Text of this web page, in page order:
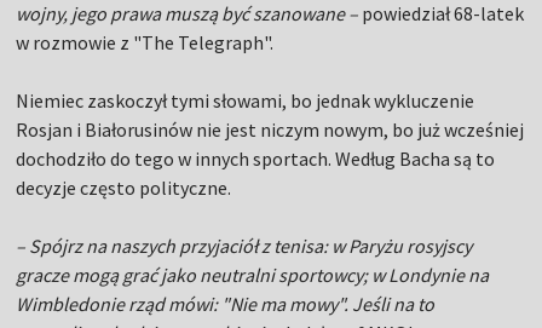
wojny, jego prawa muszą być szanowane – powiedział 68-latek
w rozmowie z "The Telegraph".
Niemiec zaskoczył tymi słowami, bo jednak wykluczenie
Rosjan i Białorusinów nie jest niczym nowym, bo już wcześniej
dochodziło do tego w innych sportach. Według Bacha są to
decyzje często polityczne.
– Spójrz na naszych przyjaciół z tenisa: w Paryżu rosyjscy
gracze mogą grać jako neutralni sportowcy; w Londynie na
Wimbledonie rząd mówi: "Nie ma mowy". Jeśli na to